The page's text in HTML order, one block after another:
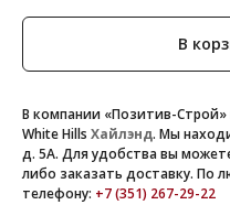
В
В компании «Позитив-
White Hills Хайлэнд. Мы
д. 5А. Для удобства вы
либо заказать доставку. По
телефону: +7 (351) 267-29-22